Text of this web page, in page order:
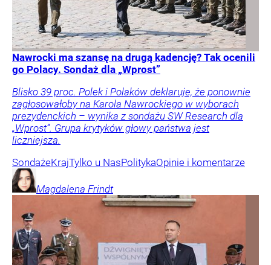
Nawrocki ma szansę na drugą kadencję? Tak ocenili
go Polacy. Sondaż dla „Wprost”
Blisko 39 proc. Polek i Polaków deklaruje, że ponownie
zagłosowałoby na Karola Nawrockiego w wyborach
prezydenckich – wynika z sondażu SW Research dla
„Wprost”. Grupa krytyków głowy państwa jest
liczniejsza.
SondażeKrajTylko u NasPolitykaOpinie i komentarze
Magdalena Frindt